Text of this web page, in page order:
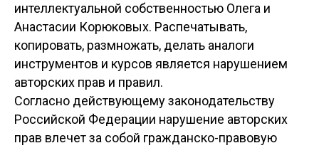
интеллектуальной собственностью Олега и
Анастасии Корюковых. Распечатывать,
копировать, размножать, делать аналоги
инструментов и курсов является нарушением
авторских прав и правил.
Согласно действующему законодательству
Российской Федерации нарушение авторских
прав влечет за собой гражданско-правовую